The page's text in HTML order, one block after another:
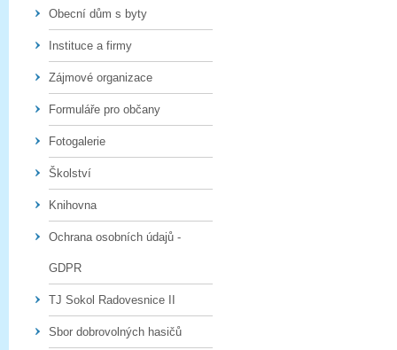
Obecní dům s byty
Instituce a firmy
Zájmové organizace
Formuláře pro občany
Fotogalerie
Školství
Knihovna
Ochrana osobních údajů -
GDPR
TJ Sokol Radovesnice II
Sbor dobrovolných hasičů